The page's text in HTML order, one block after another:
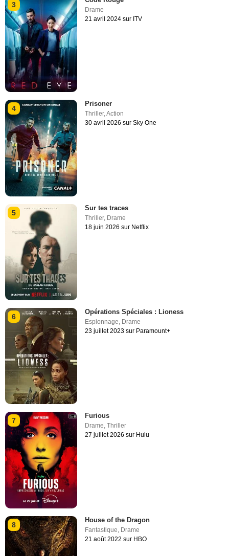
3
Drame
21 avril 2024 sur ITV
4
Prisoner
Thriller,Action
30 avril 2026 sur Sky One
5
Sur tes traces
Thriller, Drame
18 juin 2026 sur Netflix
6
Opérations Spéciales : Lioness
Espionnage, Drame
23 juillet 2023 sur Paramount+
7
Furious
Drame,Thriller
27 juillet 2026 sur Hulu
8
House of the Dragon
Fantastique Drame
21 août 2022 sur HBO